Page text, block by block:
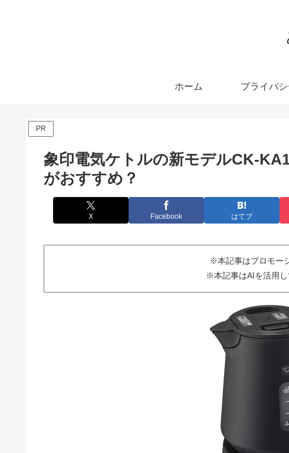
ホーム
PR
象印電気ケトルの新モデルCK-
がおすすめ？
X Facebook はてブ
※本記事はプロモー
※本記事はAIを活用